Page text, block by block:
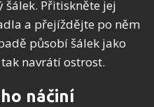
Přitiskněte jej
a přejíždějte po něm
působí šálek jako
navrátí ostrost.
náčiní